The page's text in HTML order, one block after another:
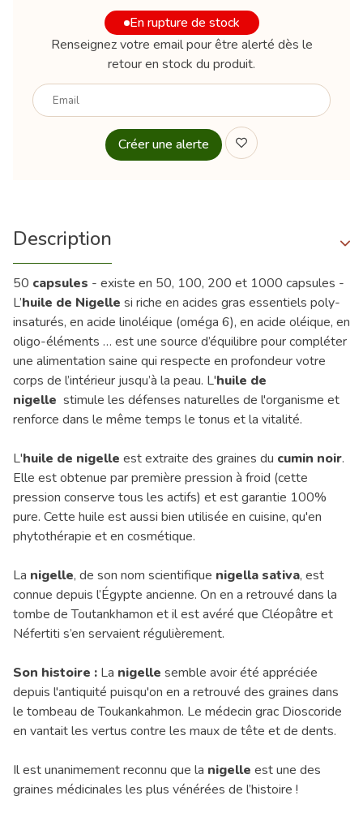
En rupture de stock
Renseignez votre email pour être alerté dès le
retour en stock du produit.
Votre
Description
50 capsules - existe en 50, 100, 200 et 1000 capsules -
L’huile de Nigelle si riche en acides gras essentiels poly-
insaturés, en acide linoléique (oméga 6), en acide oléique, en
oligo-éléments … est une source d’équilibre pour compléter
une alimentation saine qui respecte en profondeur votre
corps de l’intérieur jusqu’à la peau. L'huile de
nigelle stimule les défenses naturelles de l'organisme et
renforce dans le même temps le tonus et la vitalité.
L'huile de nigelle est extraite des graines du cumin noir.
Elle est obtenue par première pression à froid (cette
pression conserve tous les actifs) et est garantie 100%
pure. Cette huile est aussi bien utilisée en cuisine, qu'en
phytothérapie et en cosmétique.
La nigelle, de son nom scientifique nigella sativa, est
connue depuis l’Égypte ancienne. On en a retrouvé dans la
tombe de Toutankhamon et il est avéré que Cléopâtre et
Néfertiti s’en servaient régulièrement.
Son histoire : La nigelle semble avoir été appréciée
depuis l'antiquité puisqu'on en a retrouvé des graines dans
le tombeau de Toukankahmon. Le médecin grac Dioscoride
en vantait les vertus contre les maux de tête et de dents.
Il est unanimement reconnu que la nigelle est une des
graines médicinales les plus vénérées de l’histoire !